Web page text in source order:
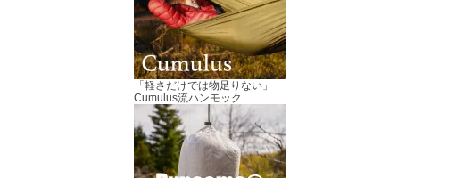
「軽さだけでは物足りない」
Cumulus流ハンモック